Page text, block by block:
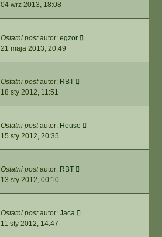
04 wrz 2013, 18:08
Ostatni postautor: egzor
21 maja 2013, 20:49
Ostatni postautor: RBT
18 sty 2012, 11:51
Ostatni postautor: House
15 sty 2012, 20:35
Ostatni postautor: RBT
13 sty 2012, 00:10
Ostatni postautor: Jaca
11 sty 2012, 14:47